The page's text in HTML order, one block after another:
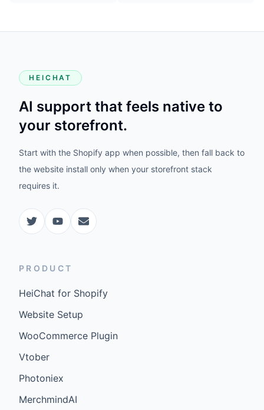
HEICHAT
AI support that feels native to
your storefront.
Start with the Shopify app when possible, then fall back to
the website install only when your storefront stack
requires it.
PRODUCT
HeiChat for Shopify
Website Setup
WooCommerce Plugin
Vtober
Photoniex
MerchmindAI